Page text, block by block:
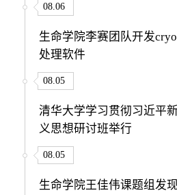
08.06
生命学院李赛团队开发
处理软件
08.05
清华大学学习贯彻习近平
义思想研讨班举行
08.05
生命学院王佳伟课题组发